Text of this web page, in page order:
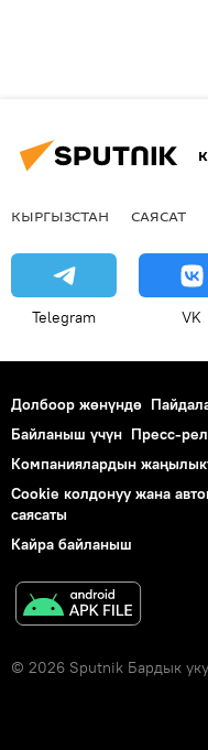
КЫРГЫЗСТАН САЯСАТ
Telegram VK
Долбоор жөнүндө
Байланыш үчүн Пресс-
Компаниялардын
Cookie колдонуу жана
саясаты
Кайра байланыш
© 2026 Sputnik Бардык